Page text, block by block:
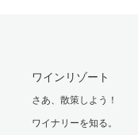
ワインリゾート
さあ、散策しよう！
ワイナリーを知る。